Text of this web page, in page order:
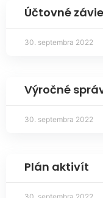
Účtovné
30. septembra 2022
Výročné
30. septembra 2022
Plán aktivít